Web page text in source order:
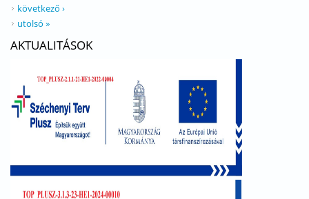
következő ›
utolsó »
AKTUALITÁSOK